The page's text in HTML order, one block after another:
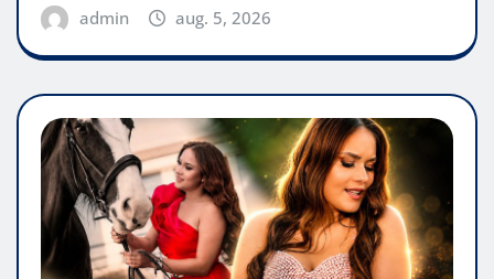
admin aug. 5, 2026